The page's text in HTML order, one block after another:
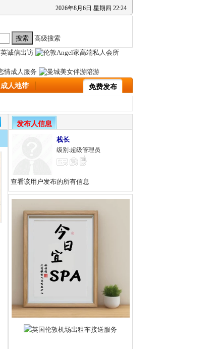
2026年8月 6日 星期四 22:24
高级搜索
成人地带 免费发布
发布人信息
栈长
级别:超级管理员
查看该用户发布的所有信息